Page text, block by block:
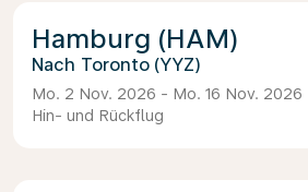
Hamburg (HAM)
Toronto (YYZ)
Mo. 2 Nov. 2026 - Mo. 16 Nov. 2026
Hin- und Rückflug